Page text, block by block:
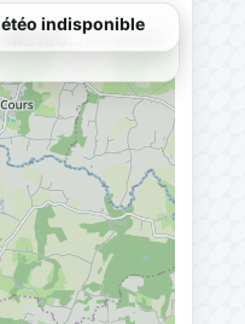
Météo…Chargement
indisponible